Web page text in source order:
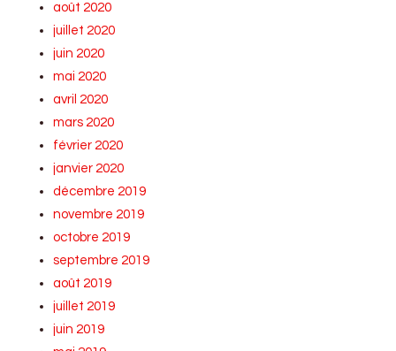
août 2020
juillet 2020
juin 2020
mai 2020
avril 2020
mars 2020
février 2020
janvier 2020
décembre 2019
novembre 2019
octobre 2019
septembre 2019
août 2019
juillet 2019
juin 2019